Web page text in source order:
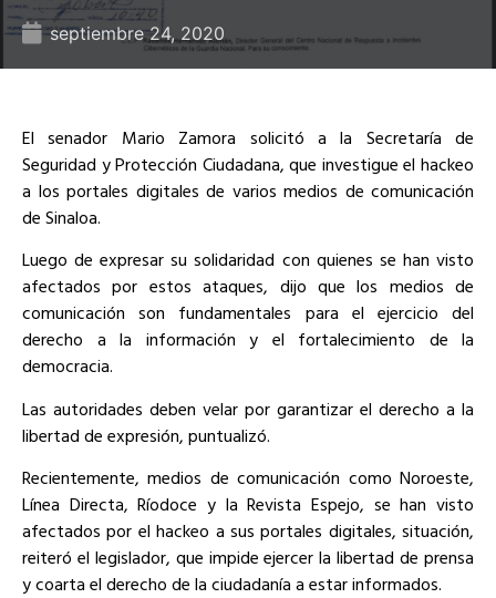
septiembre 24, 2020
El senador Mario Zamora solicitó a la Secretaría de
Seguridad y Protección Ciudadana, que investigue el hackeo
a los portales digitales de varios medios de comunicación
de Sinaloa.
Luego de expresar su solidaridad con quienes se han visto
afectados por estos ataques, dijo que los medios de
comunicación son fundamentales para el ejercicio del
derecho a la información y el fortalecimiento de la
democracia.
Las autoridades deben velar por garantizar el derecho a la
libertad de expresión, puntualizó.
Recientemente, medios de comunicación como Noroeste,
Línea Directa, Ríodoce y la Revista Espejo, se han visto
afectados por el hackeo a sus portales digitales, situación,
reiteró el legislador, que impide ejercer la libertad de prensa
y coarta el derecho de la ciudadanía a estar informados.